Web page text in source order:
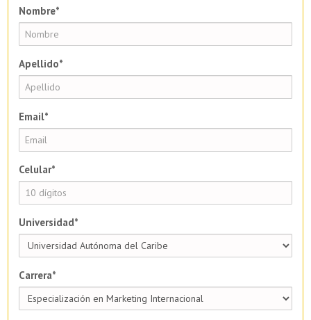
Nombre*
Apellido*
Email*
Celular*
Universidad*
Carrera*